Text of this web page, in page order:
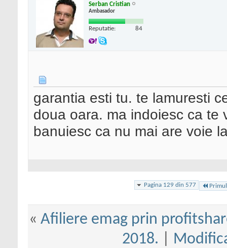
Serban Cristian
Ambasador
Reputatie: 84
garantia esti tu. te lamuresti
doua oara. ma indoiesc ca te
banuiesc ca nu mai are voie
Pagina 129 din 577 Primul
« Afiliere emag prin
2018.